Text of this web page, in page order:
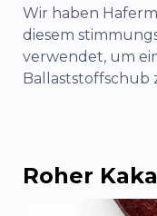
Wir haben
diesem
verwendet, um
Ballaststoffschub
Roher